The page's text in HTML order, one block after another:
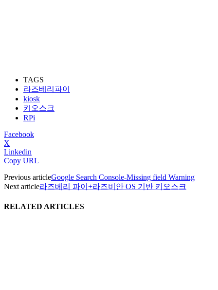
TAGS
라즈베리파이
kiosk
키오스크
RPi
Facebook
X
Linkedin
Copy URL
Previous articleGoogle Search Console-Missing field Warning
Next article라즈베리 파이+라즈비안 OS 기반 키오스크
RELATED ARTICLES